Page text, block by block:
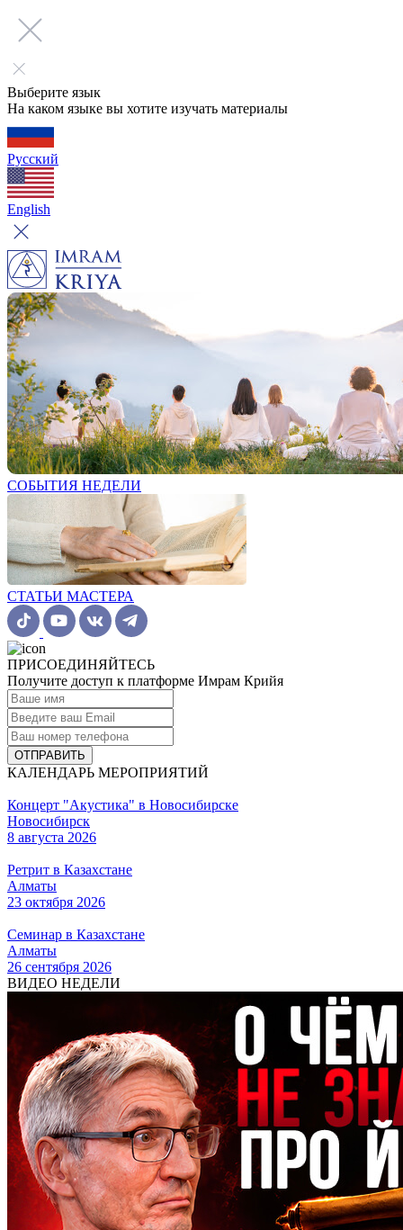
Выберите язык
На каком языке вы хотите изучать материалы
Русский
English
СОБЫТИЯ НЕДЕЛИ
СТАТЬИ МАСТЕРА
ПРИСОЕДИНЯЙТЕСЬ
Получите доступ к платформе Имрам Крийя
ОТПРАВИТЬ
КАЛЕНДАРЬ МЕРОПРИЯТИЙ
Концерт "Акустика" в Новосибирске
Новосибирск
8 августа 2026
Ретрит в Казахстане
Алматы
23 октября 2026
Семинар в Казахстане
Алматы
26 сентября 2026
ВИДЕО НЕДЕЛИ